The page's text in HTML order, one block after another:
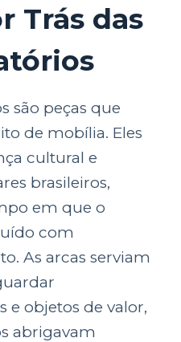
Trás das
são peças que
de mobília. Eles
cultural e
brasileiros,
em que o
com
As arcas serviam
e objetos de valor,
abrigavam